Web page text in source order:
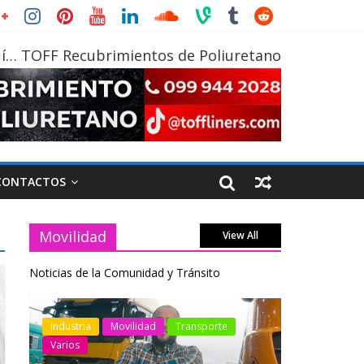
TOFF Recubrimientos de Poliuretano
Movilidad View All
Noticias de la Comunidad y Tránsito
Industria Movilidad
Transporte
Varios